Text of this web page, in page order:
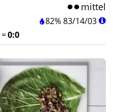
mittel
82%83/14/03
=0:0